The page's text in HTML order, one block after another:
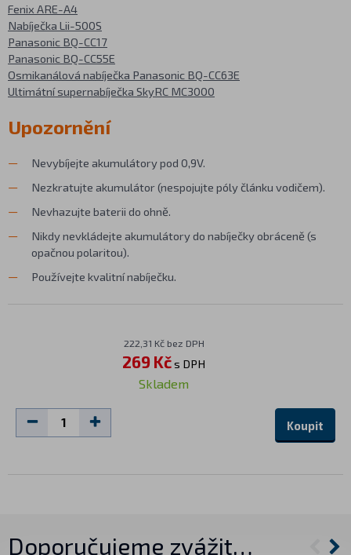
Fenix ARE-A4
Nabíječka Lii-500S
Panasonic BQ-CC17
Panasonic BQ-CC55E
Osmikanálová nabíječka Panasonic BQ-CC63E
Ultimátní supernabíječka SkyRC MC3000
Upozornění
Nevybíjejte akumulátory pod 0,9V.
Nezkratujte akumulátor (nespojujte póly článku vodičem).
Nevhazujte baterii do ohně.
Nikdy nevkládejte akumulátory do nabíječky obráceně (s
opačnou polaritou).
Používejte kvalitní nabíječku.
222,31 Kč bez DPH
269 Kčs DPH
Skladem
Koupit
Doporučujeme zvážit…